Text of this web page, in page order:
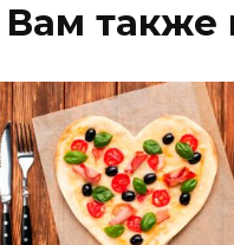
Вам также